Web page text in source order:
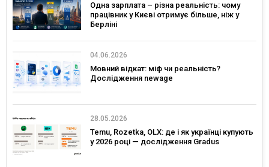
Одна зарплата – різна реальність: чому
працівник у Києві отримує більше, ніж у
Берліні
04.06.2026
Мовний відкат: міф чи реальність?
Дослідження newage
28.05.2026
Temu, Rozetka, OLX: де і як українці купують
у 2026 році — дослідження Gradus